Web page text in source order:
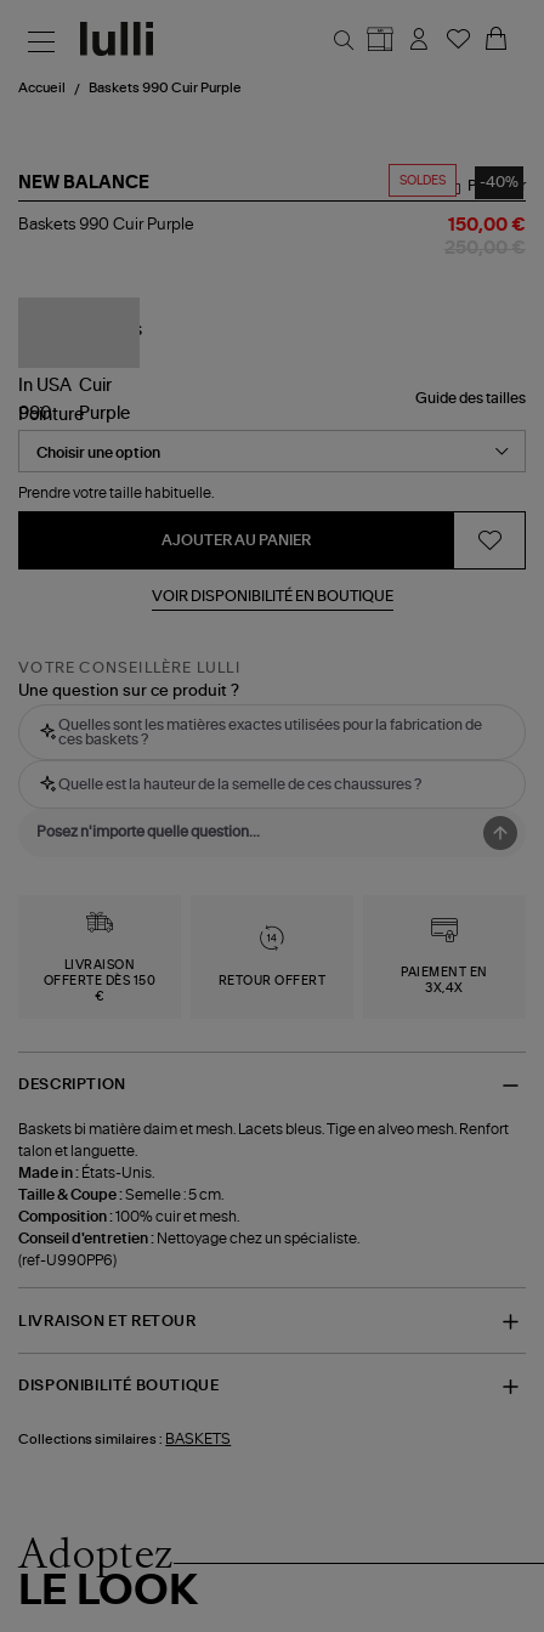
Accueil Baskets 990 Cuir Purple
SOLDES -40%
NEW BALANCE
Baskets
Partager
Baskets 990 Cuir Purple 150,00 €
Guide des tailles
Pointure
Prendre votre taille habituelle.
AJOUTER AU PANIER
VOIR DISPONIBILITÉ EN BOUTIQUE
VOTRE CONSEILLÈRE LULLI
Une question sur ce produit ?
Quelles sont les matières exactes utilisées pour la fabrication de
ces baskets ?
Quelle est la hauteur de la semelle de ces chaussures ?
LIVRAISON
OFFERTE DÈS 150
€
RETOUR OFFERT
PAIEMENT EN
3X,4X
DESCRIPTION
Baskets bi matière daim et mesh. Lacets bleus. Tige en alveo mesh. Renfort
talon et languette.
Made in : États-Unis.
Taille & Coupe :Semelle : 5 cm.
Composition :100% cuir et mesh.
Conseil d'entretien : Nettoyage chez un spécialiste.
(ref-U990PP6)
LIVRAISON ET RETOUR
DISPONIBILITÉ BOUTIQUE
Collections similaires : BASKETS
Adoptez
LE LOOK